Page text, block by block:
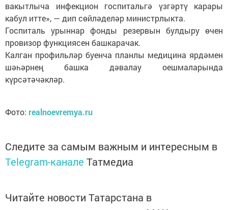
вакытлыча инфекцион госпитальгә үзгәртү карары
кабул итте», — дип сөйләделәр министрлыкта.
Госпиталь урыннар фонды резервын булдыру өчен
провизор функциясен башкарачак.
Калган профильләр буенча планлы медицина ярдәмен
шәһәрнең башка дәвалау оешмаларында
күрсәтәчәкләр.
Фото: realnoevremya.ru
Следите за самым важным и интересным в
Telegram-канале Татмедиа
Читайте новости Татарстана в